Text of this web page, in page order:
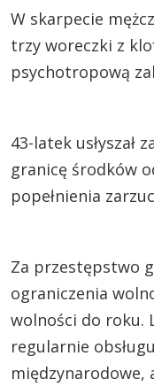
W skarpecie
trzy woreczki z
psychotropową
43-latek usłyszał
granicę środków
popełnienia
Za przestępstwo
ograniczenia
wolności do roku.
regularnie
międzynarodowe,